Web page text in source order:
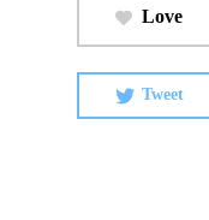
Love
Tweet